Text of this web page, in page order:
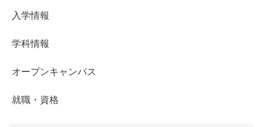
入学情報
学科情報
オープンキャンパス
就職・資格